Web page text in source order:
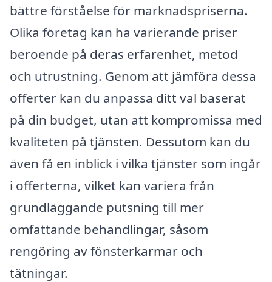
bättre förståelse för marknadspriserna.
Olika företag kan ha varierande priser
beroende på deras erfarenhet, metod
och utrustning. Genom att jämföra dessa
offerter kan du anpassa ditt val baserat
på din budget, utan att kompromissa med
kvaliteten på tjänsten. Dessutom kan du
även få en inblick i vilka tjänster som ingår
i offerterna, vilket kan variera från
grundläggande putsning till mer
omfattande behandlingar, såsom
rengöring av fönsterkarmar och
tätningar.